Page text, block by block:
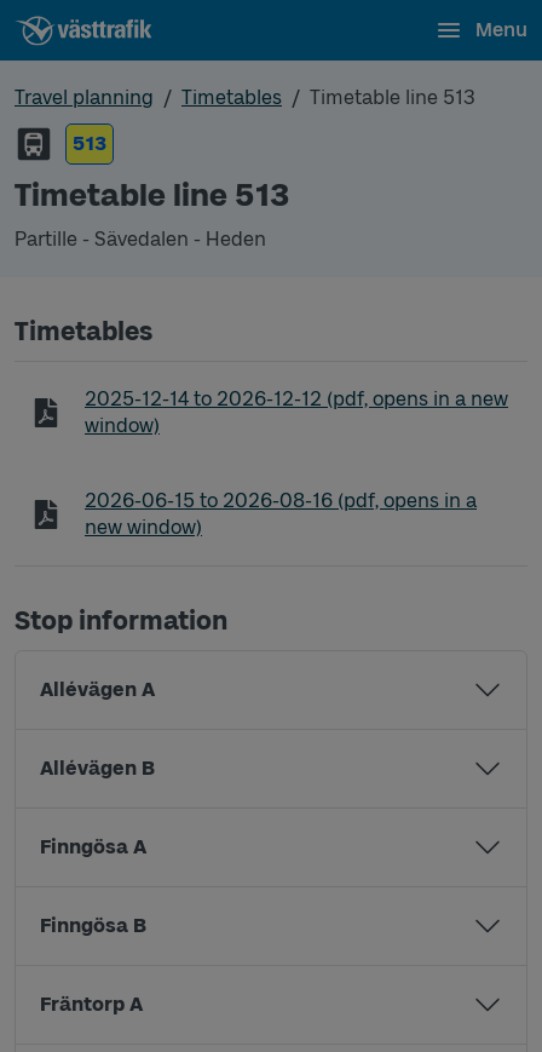
Menu
Travel planning Timetables
Timetable line 513
513
Timetable line 513
Partille - Sävedalen - Heden
Timetables
Timetable line 513 Partille - Sävedalen - Heden
2025-12-14 to 2026-12-12 (pdf, opens in a new
window)
Timetable line 513 Partille - Sävedalen - Heden
2026-06-15 to 2026-08-16 (pdf, opens in a
new window)
Stop information
Allévägen A
Allévägen B
Finngösa A
Finngösa B
Fräntorp A